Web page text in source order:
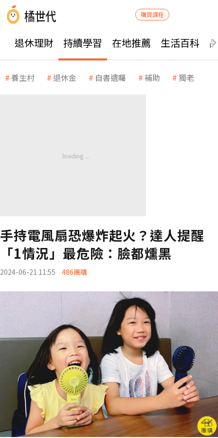
購買課程
退休理財 持續學習 在地推薦 生活百科
養生村 退休金 自書遺囑 補助 獨老
手持電風扇恐爆炸起火？達人提醒
「1情況」最危險：臉都燻黑
2024-06-21 11:55 486團購